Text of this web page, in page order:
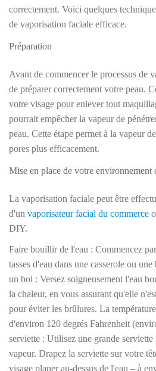
correctement. Voici quelques
de vaporisation faciale efficace.
Préparation
Avant de commencer le processus de
de préparer correctement votre peau.
votre visage pour enlever tout
pourrait empêcher la vapeur de
peau. Cette étape permet à la vapeur
pores plus efficacement.
Mise en place de votre environnement
La vaporisation faciale peut être
d'un vaporisateur facial du commerce
DIY.
Faire bouillir de l'eau : Commencez
tasses d'eau dans une casserole ou
un bol : Versez soigneusement l'eau
la chaleur, en vous assurant qu'elle
pour éviter les brûlures. La
d'environ 120 degrés Fahrenheit
serviette : Utilisez une grande
vapeur. Drapez la serviette sur votre
visage planer au-dessus de l'eau – à